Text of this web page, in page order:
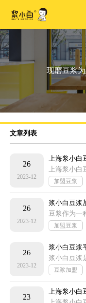
现磨豆浆
文章列表
26
2023-12
上海浆小白
加盟豆浆
26
2023-12
浆小白豆浆
加盟豆浆
26
2023-12
浆小白豆浆
豆浆加盟
23
上海浆小白